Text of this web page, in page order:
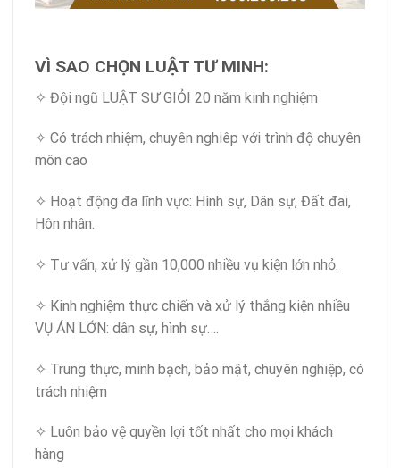
VÌ SAO CHỌN LUẬT TƯ MINH:
✧ Đội ngũ LUẬT SƯ GIỎI 20 năm kinh nghiệm
✧ Có trách nhiệm, chuyên nghiêp với trình độ chuyên
môn cao
✧ Hoạt động đa lĩnh vực: Hình sự, Dân sự, Đất đai,
Hôn nhân.
✧ Tư vấn, xử lý gần 10,000 nhiều vụ kiện lớn nhỏ.
✧ Kinh nghiệm thực chiến và xử lý thắng kiện nhiều
VỤ ÁN LỚN: dân sự, hình sự….
✧ Trung thực, minh bạch, bảo mật, chuyên nghiệp, có
trách nhiệm
✧ Luôn bảo vệ quyền lợi tốt nhất cho mọi khách
hàng